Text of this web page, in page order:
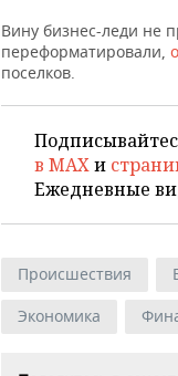
Вину бизнес-леди не
переформатировали,
поселков.
в MAXи
Ежедневные
Происшествия
Экономика